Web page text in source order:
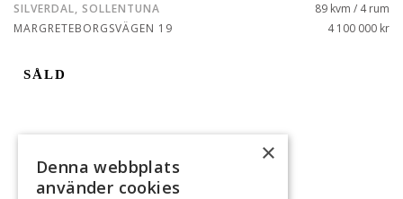
SILVERDAL, SOLLENTUNA
MARGRETEBORGSVÄGEN 19
89 kvm / 4 rum
4 100 000 kr
SÅLD
×
Denna webbplats
använder cookies